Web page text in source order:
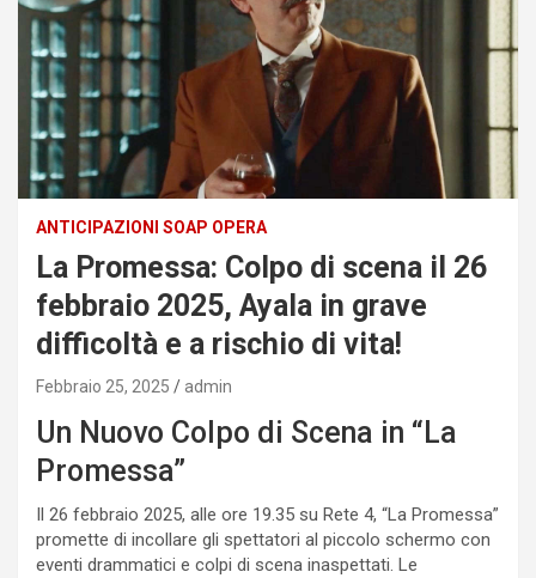
ANTICIPAZIONI SOAP OPERA
La Promessa: Colpo di scena il 26
febbraio 2025, Ayala in grave
difficoltà e a rischio di vita!
Febbraio 25, 2025 admin
Un Nuovo Colpo di Scena in “La
Promessa”
Il 26 febbraio 2025, alle ore 19.35 su Rete 4, “La Promessa”
promette di incollare gli spettatori al piccolo schermo con
eventi drammatici e colpi di scena inaspettati. Le